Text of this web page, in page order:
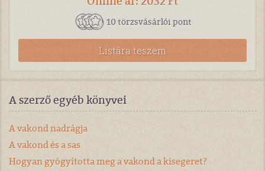
10 törzsvásárlói pont
Listára teszem
A szerző egyéb könyvei
A vakond nadrágja
A vakond és a sas
Hogyan gyógyította meg a vakond a kisegeret?